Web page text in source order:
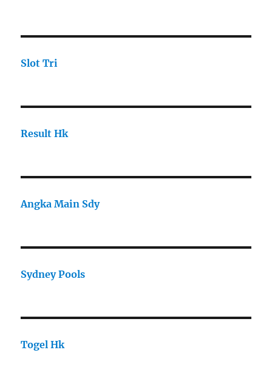
Slot Tri
Result Hk
Angka Main Sdy
Sydney Pools
Togel Hk